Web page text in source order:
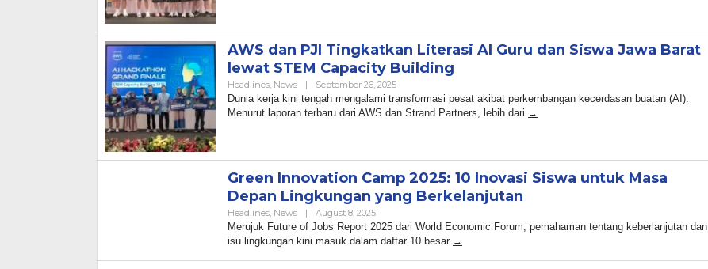
AWS dan PJI Tingkatkan Literasi AI Guru dan Siswa Jawa Barat
lewat STEM Capacity Building
Headlines, News | September 26, 2025By
Admin
Dunia kerja kini tengah mengalami transformasi pesat akibat perkembangan kecerdasan buatan (AI).
Menurut laporan terbaru dari AWS dan Strand Partners, lebih dari
Green Innovation Camp 2025: 10 Inovasi Siswa untuk Masa
Depan Lingkungan yang Berkelanjutan
Headlines, News | August 8, 2025By
Admin
Merujuk Future of Jobs Report 2025 dari World Economic Forum, pemahaman tentang keberlanjutan dan
isu lingkungan kini masuk dalam daftar 10 besar